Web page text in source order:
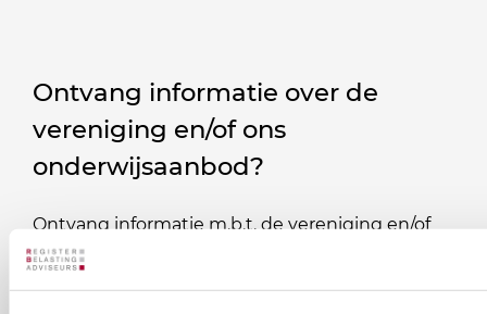
Ontvang informatie over de
vereniging en/of ons
onderwijsaanbod?
Ontvang informatie m.b.t. de vereniging en/of
ons onderwijsaanbod? Schrijf je in! Ben je al lid